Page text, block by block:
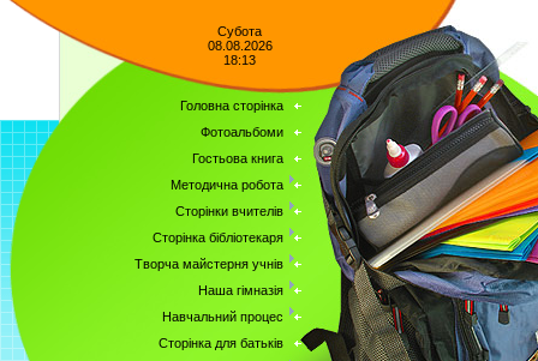
Субота
08.08.2026
18:13
Головна сторінка
Фотоальбоми
Гостьова книга
Методична робота
Сторінки вчителів
Сторінка бібліотекаря
Творча майстерня учнів
Наша гімназія
Навчальний процес
Сторінка для батьків